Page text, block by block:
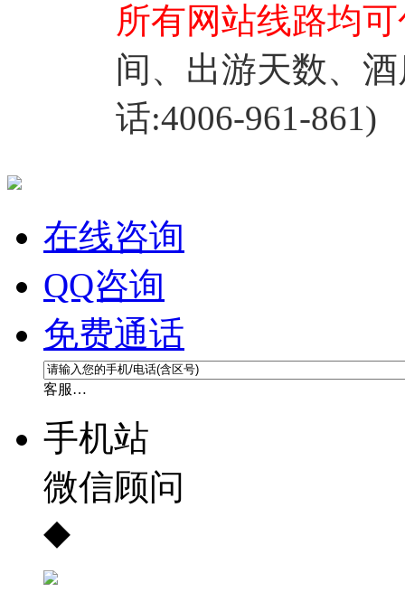
所有网站线路均
间、出游天数、
话:4006-961-861)
在线咨询
QQ咨询
免费通话
客服…
手机站
微信顾问
◆